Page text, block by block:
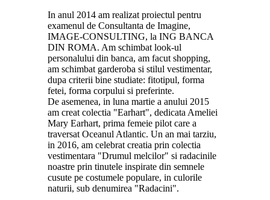
In anul 2014 am realizat proiectul pentru
examenul de Consultanta de Imagine,
IMAGE-CONSULTING, la ING BANCA
DIN ROMA. Am schimbat look-ul
personalului din banca, am facut shopping,
am schimbat garderoba si stilul vestimentar,
dupa criterii bine studiate: fitotipul, forma
fetei, forma corpului si preferinte.
De asemenea, in luna martie a anului 2015
am creat colectia "Earhart", dedicata Ameliei
Mary Earhart, prima femeie pilot care a
traversat Oceanul Atlantic. Un an mai tarziu,
in 2016, am celebrat creatia prin colectia
vestimentara "Drumul melcilor" si radacinile
noastre prin tinutele inspirate din semnele
cusute pe costumele populare, in culorile
naturii, sub denumirea "Radacini".